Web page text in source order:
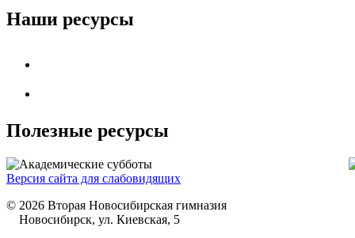
Наши ресурсы
Полезные ресурсы
Версия сайта для слабовидящих
© 2026 Вторая Новосибирская гимназия
Новосибирск, ул. Киевская, 5